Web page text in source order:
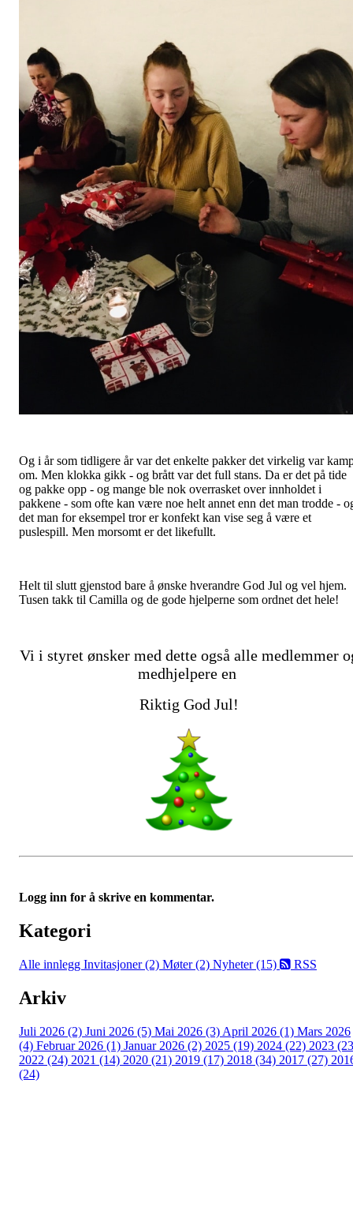
Og i år som tidligere år var det enkelte pakker det virkelig var
om. Men klokka gikk - og brått var det full stans. Da er det på tide
og pakke opp - og mange ble nok overrasket over innholdet i
pakkene - som ofte kan være noe helt annet enn det man trodde -
det man for eksempel tror er konfekt kan vise seg å være et
puslespill. Men morsomt er det likefullt.
Helt til slutt gjenstod bare å ønske hverandre God Jul og vel hjem.
Tusen takk til Camilla og de gode hjelperne som ordnet det hele!
Vi i styret ønsker med dette også alle medlemmer
medhjelpere en
Riktig God Jul!
Logg inn for å skrive en kommentar.
Kategori
Alle innlegg Invitasjoner (2) Møter (2) Nyheter (15) RSS
Arkiv
Juli 2026 (2) Juni 2026 (5) Mai 2026 (3) April 2026 (1) Mars 2026
(4) Februar 2026 (1) Januar 2026 (2) 2025 (19) 2024 (22) 2023
2022 (24) 2021 (14) 2020 (21) 2019 (17) 2018 (34) 2017 (27)
(24)